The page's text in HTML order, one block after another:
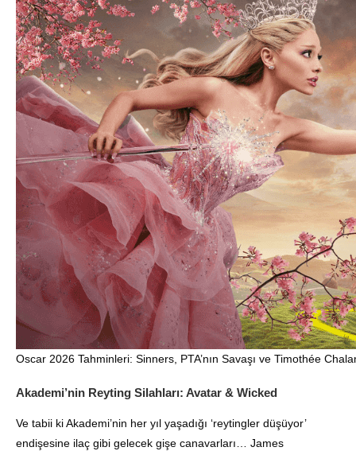
Oscar 2026 Tahminleri: Sinners, PTA’nın Savaşı ve Timothée
Akademi’nin Reyting Silahları: Avatar & Wicked
Ve tabii ki Akademi’nin her yıl yaşadığı ‘reytingler düşüyor’
endişesine ilaç gibi gelecek gişe canavarları… James